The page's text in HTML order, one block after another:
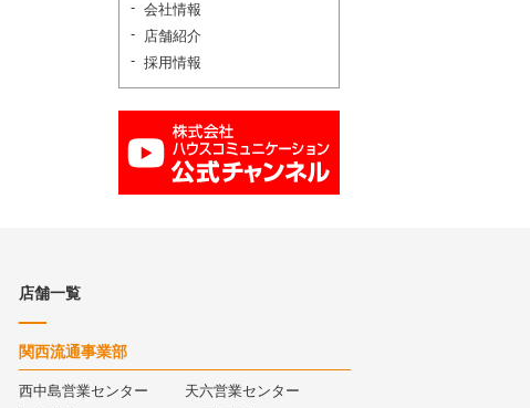
会社情報
店舗紹介
採用情報
店舗一覧
関西流通事業部
西中島営業センター
天六営業センター